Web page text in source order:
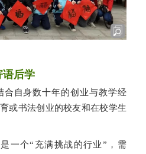
语后学
合自身数十年的创业与教学经
或书法创业的校友和在校学生
一个“充满挑战的行业”，需